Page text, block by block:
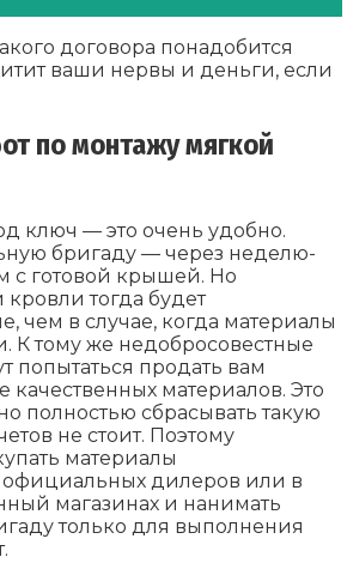
договора понадобится
ваши нервы и деньги, если
по монтажу мягкой
ключ — это очень удобно.
бригаду — через неделю-
с готовой крышей. Но
тогда будет
чем в случае, когда материалы
К тому же недобросовестные
попытаться продать вам
материалов. Это
полностью сбрасывать такую
не стоит. Поэтому
материалы
официальных дилеров или в
магазинах и нанимать
только для выполнения